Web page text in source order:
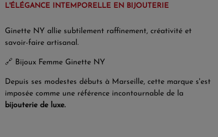
L'ÉLÉGANCE INTEMPORELLE EN BIJOUTERIE
Ginette NY allie subtilement raffinement, créativité et
savoir-faire artisanal.
🔗 Bijoux Femme Ginette NY
Depuis ses modestes débuts à Marseille, cette marque s'est
imposée comme une référence incontournable de la
bijouterie de luxe.